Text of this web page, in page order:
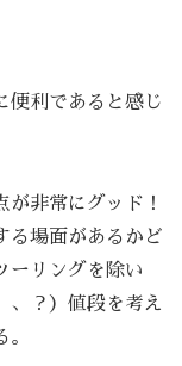
便利であると感じ
非常にグッド！
る場面があるかど
ーリングを除い
、？）値段を考え